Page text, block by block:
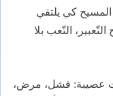
المسيح كي يلتقي
التّعب بلا
عصيبة: فشل، مرض،